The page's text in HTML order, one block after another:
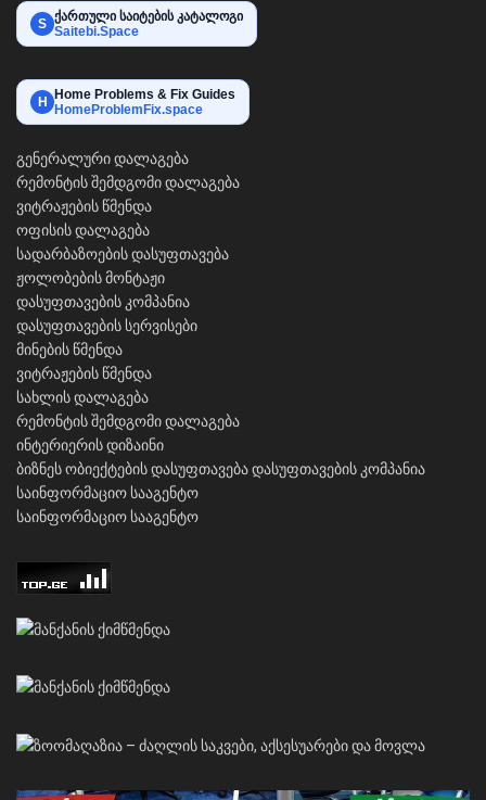
S ქართული საიტების კატალოგი
Saitebi.Space
H Home Problems & Fix Guides
HomeProblemFix.space
გენერალური დალაგება
რემონტის შემდგომი დალაგება
ვიტრაჟების წმენდა
ოფისის დალაგება
სადარბაზოების დასუფთავება
ჟოლობების მონტაჟი
დასუფთავების კომპანია
დასუფთავების სერვისები
მინების წმენდა
ვიტრაჟების წმენდა
სახლის დალაგება
რემონტის შემდგომი დალაგება
ინტერიერის დიზაინი
ბიზნეს ობიექტების დასუფთავებადასუფთავების კომპანია
საინფორმაციო სააგენტო
საინფორმაციო სააგენტო